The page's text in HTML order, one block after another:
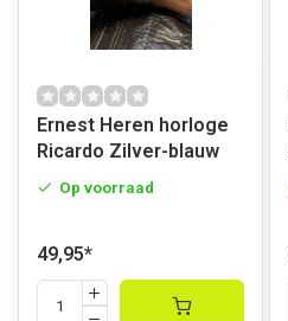
Ernest Heren horloge
Ricardo Zilver-blauw
Op voorraad
49,95*